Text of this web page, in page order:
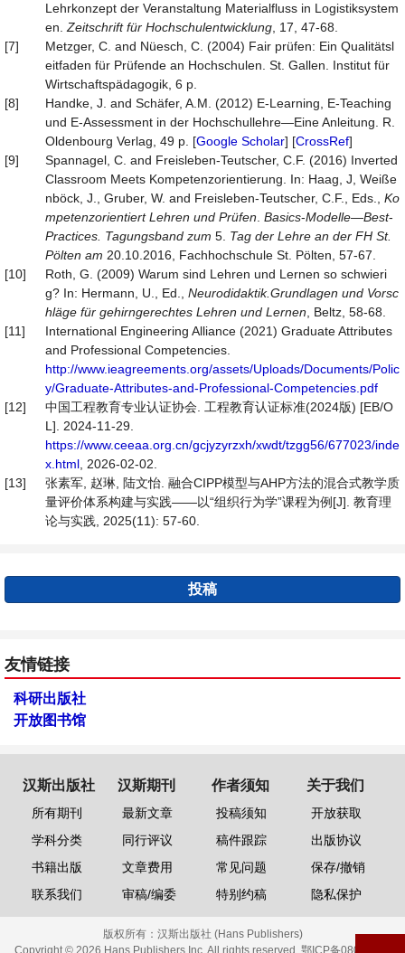
Lehrkonzept der Veranstaltung Materialfluss in Logistiksystem
en. Zeitschrift für Hochschulentwicklung , 17, 47-68.
[7]
Metzger, C. and Nüesch, C. (2004) Fair prüfen: Ein Qualitätsl
eitfaden für Prüfende an Hochschulen. St. Gallen. Institut für
Wirtschaftspädagogik, 6 p.
[8]
Handke, J. and Schäfer, A.M. (2012) E-Learning, E-Teaching
und E-Assessment in der Hochschullehre—Eine Anleitung. R.
Oldenbourg Verlag, 49 p. [Google Scholar] [CrossRef]
[9]
Spannagel, C. and Freisleben-Teutscher, C.F. (2016) Inverted
Classroom Meets Kompetenzorientierung. In: Haag, J, Weiße
nböck, J., Gruber, W. and Freisleben-Teutscher, C.F., Eds., Ko
mpetenzorientiert Lehren und Prüfen Basics-Modelle—Best-
Practices. Tagungsband zum 5. Tag der Lehre an der FH St.
Pölten am 20.10.2016, Fachhochschule St. Pölten, 57-67.
[10]
Roth, G. (2009) Warum sind Lehren und Lernen so schwieri
g? In: Hermann, U., Ed., Neurodidaktik.Grundlagen und Vorsc
hläge für gehirngerechtes Lehren und Lernen , Beltz, 58-68.
[11]
International Engineering Alliance (2021) Graduate Attributes
and Professional Competencies.
http://www.ieagreements.org/assets/Uploads/Documents/Polic
y/Graduate-Attributes-and-Professional-Competencies.pdf
[12]
中国工程教育专业认证协会. 工程教育认证标准(2024版) [EB/O
L]. 2024-11-29.
https://www.ceeaa.org.cn/gcjyzyrzxh/xwdt/tzgg56/677023/inde
x.html , 2026-02-02.
[13]
张素军, 赵琳, 陆文怡. 融合CIPP模型与AHP方法的混合式教学质
量评价体系构建与实践——以“组织行为学”课程为例[J]. 教育理
论与实践, 2025(11): 57-60.
投稿
友情链接
科研出版社
开放图书馆
汉斯出版社
所有期刊
学科分类
书籍出版
联系我们
汉斯期刊
最新文章
同行评议
文章费用
审稿/编委
作者须知
投稿须知
稿件跟踪
常见问题
特别约稿
关于我们
开放获取
出版协议
保存/撤销
隐私保护
版权所有： 汉斯出版社 (Hans Publishers)
Copyright © 2026 Hans Publishers Inc. All rights reserved. 鄂ICP备08006613